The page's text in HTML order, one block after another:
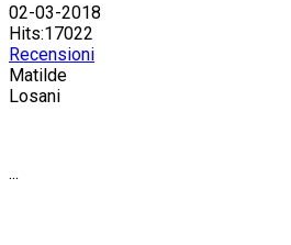
02-03-2018
Hits:17022
Recensioni
Matilde
Losani
...